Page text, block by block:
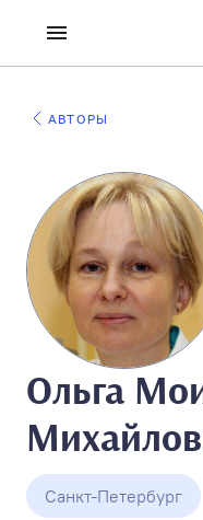
АВТОРЫ
Ольга
Санкт-Петербург